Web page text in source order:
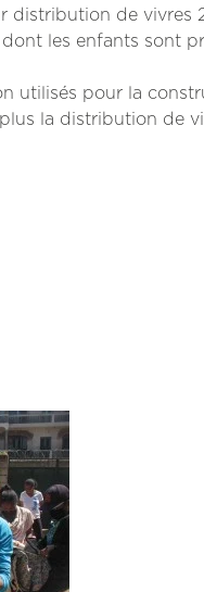
distribution de vivres
les enfants sont
utilisés pour la
la distribution de